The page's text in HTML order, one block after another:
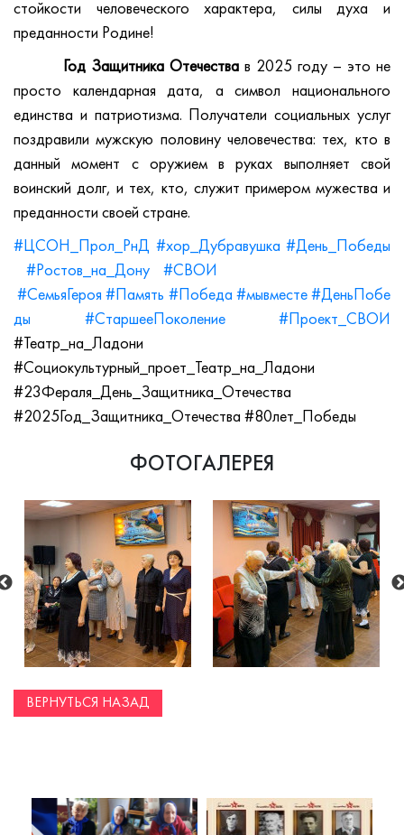
стойкости человеческого характера, силы духа и
преданности Родине!
Год Защитника Отечествав 2025 году – это не
просто календарная дата, а символ национального
единства и патриотизма. Получатели социальных услуг
поздравили мужскую половину человечества: тех, кто в
данный момент с оружием в руках выполняет свой
воинский долг, и тех, кто, служит примером мужества и
преданности своей стране.
#ЦСОН_Прол_РнД #хор_Дубравушка #День_Победы
#Ростов_на_Дону
#СВОИ
#СемьяГероя #Память #Победа #мывместе #ДеньПобе
ды
#СтаршееПоколение
#Проект_СВОИ
#Театр_на_Ладони
#Социокультурный_проет_Театр_на_Ладони
#23Фераля_День_Защитника_Отечества
#2025Год_Защитника_Отечества #80лет_Победы
ФОТОГАЛЕРЕЯ
ВЕРНУТЬСЯ НАЗАД